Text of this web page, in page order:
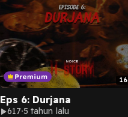
Eps 6: Durjana
617 5 tahun lalu